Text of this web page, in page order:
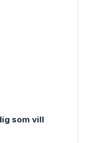
som vill